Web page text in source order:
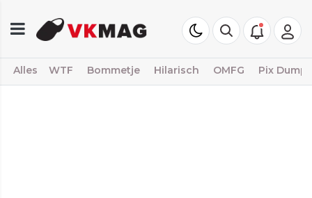
Alles WTF Bommetje Hilarisch OMFG Pix Dump